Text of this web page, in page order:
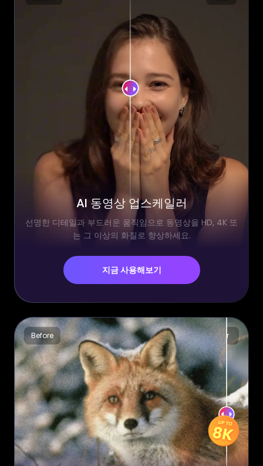
AI 동영상 업스케일러
선명한 디테일과 부드러운 움직임으로 동영상을 HD, 4K 또
는 그 이상의 화질로 향상하세요.
지금 사용해보기
Before After